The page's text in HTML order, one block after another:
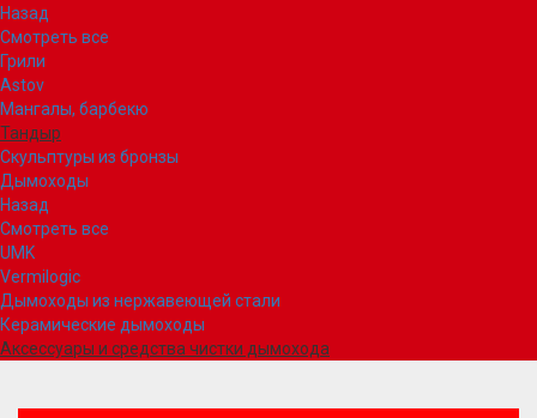
Назад
Смотреть все
Грили
Astov
Мангалы, барбекю
Тандыр
Скульптуры из бронзы
Дымоходы
Назад
Смотреть все
UMK
Vermilogic
Дымоходы из нержавеющей стали
Керамические дымоходы
Аксессуары и средства чистки дымохода